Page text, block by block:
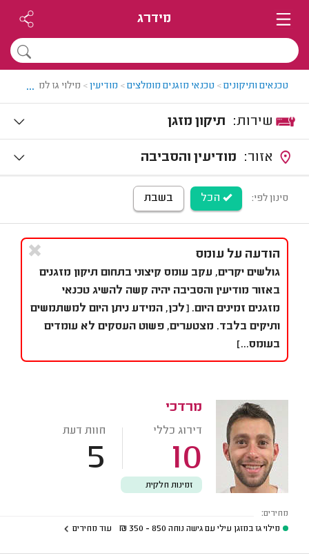
מידרג
טכנאים ותיקונים> טכנאי מזגנים מומלצים> מודיעין> מילוי גז למזגן
...
תיקון מזגן
מודיעין והסביבה
סינון לפי: הכל בשבת
הודעה על עומס
גולשים יקרים, עקב עומס קיצוני בתחום תיקון מזגנים
באזור מודיעין והסביבה יהיה קשה להשיג טכנאי
מזגנים זמינים היום. [לכן, המידע ניתן היום למשתמשים
ותיקים בלבד. מצטערים, פשוט העסקים לא עומדים
בעומס...]
מרדכי
דירוג כללי
10
חוות דעת
5
זמינות חלקית
מחירים:
מילוי גז במזגן עילי עם גישה נוחה 850 - 350
₪ עוד מחירים